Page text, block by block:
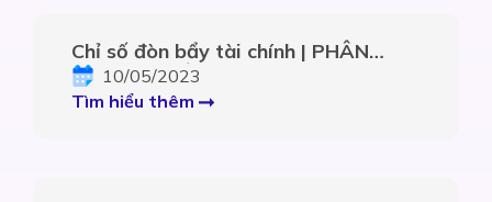
Chỉ số đòn bẩy tài chính | PHÂN
TÍCH CHỈ SỐ TÀI CHÍNH – Phần 5.2
10/05/2023
Tìm hiểu thêm